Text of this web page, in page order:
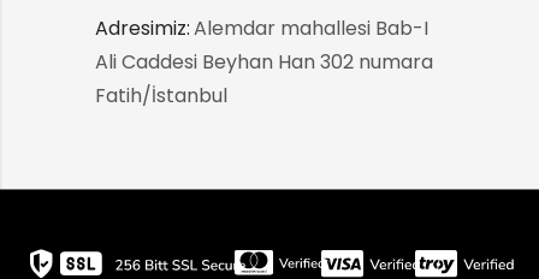
Adresimiz:Alemdar mahallesi Bab-I
Ali Caddesi Beyhan Han 302 numara
Fatih/İstanbul